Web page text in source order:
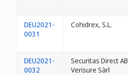
DEU2021-
0031
Cohidrex, S.L.
DEU2021-
0032
Securitas Direct AB
Verisure Sàrl